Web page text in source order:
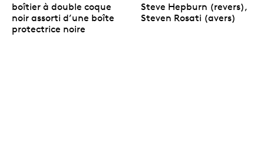
boîtier à double coque
noir assorti d’une boîte
protectrice noire
Steve Hepburn (revers),
Steven Rosati (avers)